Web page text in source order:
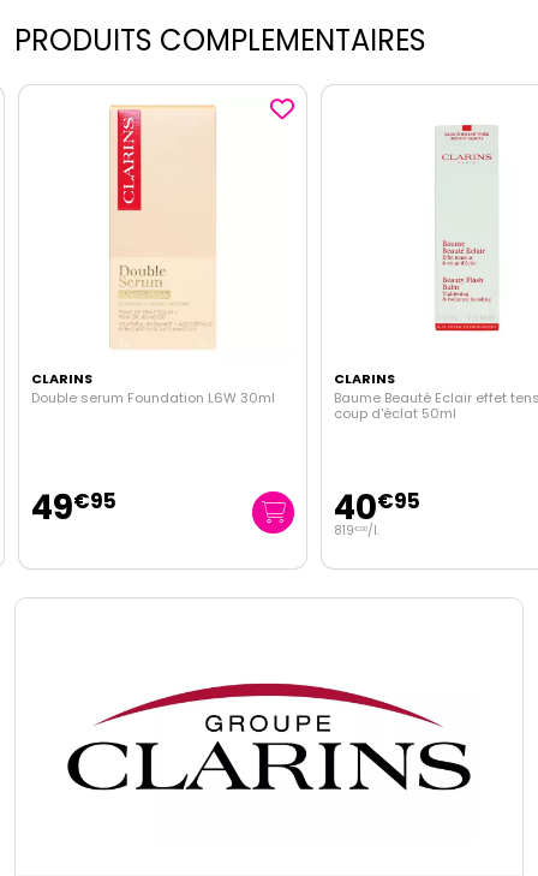
PRODUITS COMPLEMENTAIRES
CLARINS
Double serum Foundation L6W 30ml
49€95
CLARINS
Baume Beauté Eclair effet
coup d'éclat 50ml
40€95
819€00/l.